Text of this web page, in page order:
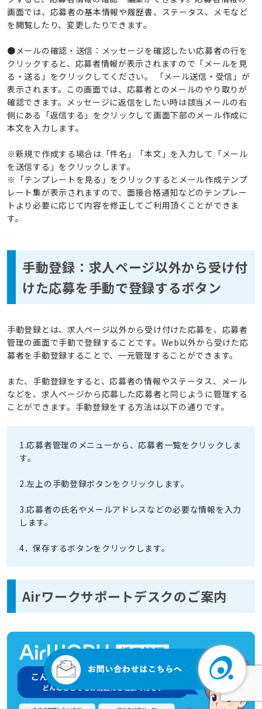
画面では、応募者の基本情報や履歴書、ステータス、メモなど
を閲覧したり、変更したりできます。
●メールの確認・送信：メッセージを確認したい応募者の行を
クリックすると、応募者情報が表示されますので「メールを見
る・送る」をクリックしてください。 「メール送信・受信」が
表示されます。この画面では、応募者とのメールのやり取りが
確認できます。メッセージに返信をしたい時は該当メールの右
側にある「返信する」をクリックして画面下部のメール作成に
本文を入力します。
※新規で作成する場合は「件名」「本文」を入力して「メール
を送信する」をクリックします。
※「テンプレートを見る」をクリックするとメール作成テンプ
レート集が表示されますので、面接合格通知などのテンプレー
トより必要に応じて内容を修正してご利用頂くことができま
す。
手動登録：求人ページ以外から受け付
けた応募を手動で登録するボタン
手動登録とは、求人ページ以外から受け付けた応募を、応募者
管理の画面で手動で登録することです。Web以外から受けた応
募者を手動登録することで、一元管理することができます。
また、手動登録をすると、応募者の情報やステータス、メール
などを、求人ページから応募した応募者と同じように管理する
ことができます。手動登録をする方法は以下の通りです。
1.応募者管理のメニューから、応募者一覧をクリックしま
す。
2.左上の手動登録ボタンをクリックします。
3.応募者の氏名やメールアドレスなどの必要な情報を入力
します。
4．保存するボタンをクリックします。
Airワークサポートデスクのご案内